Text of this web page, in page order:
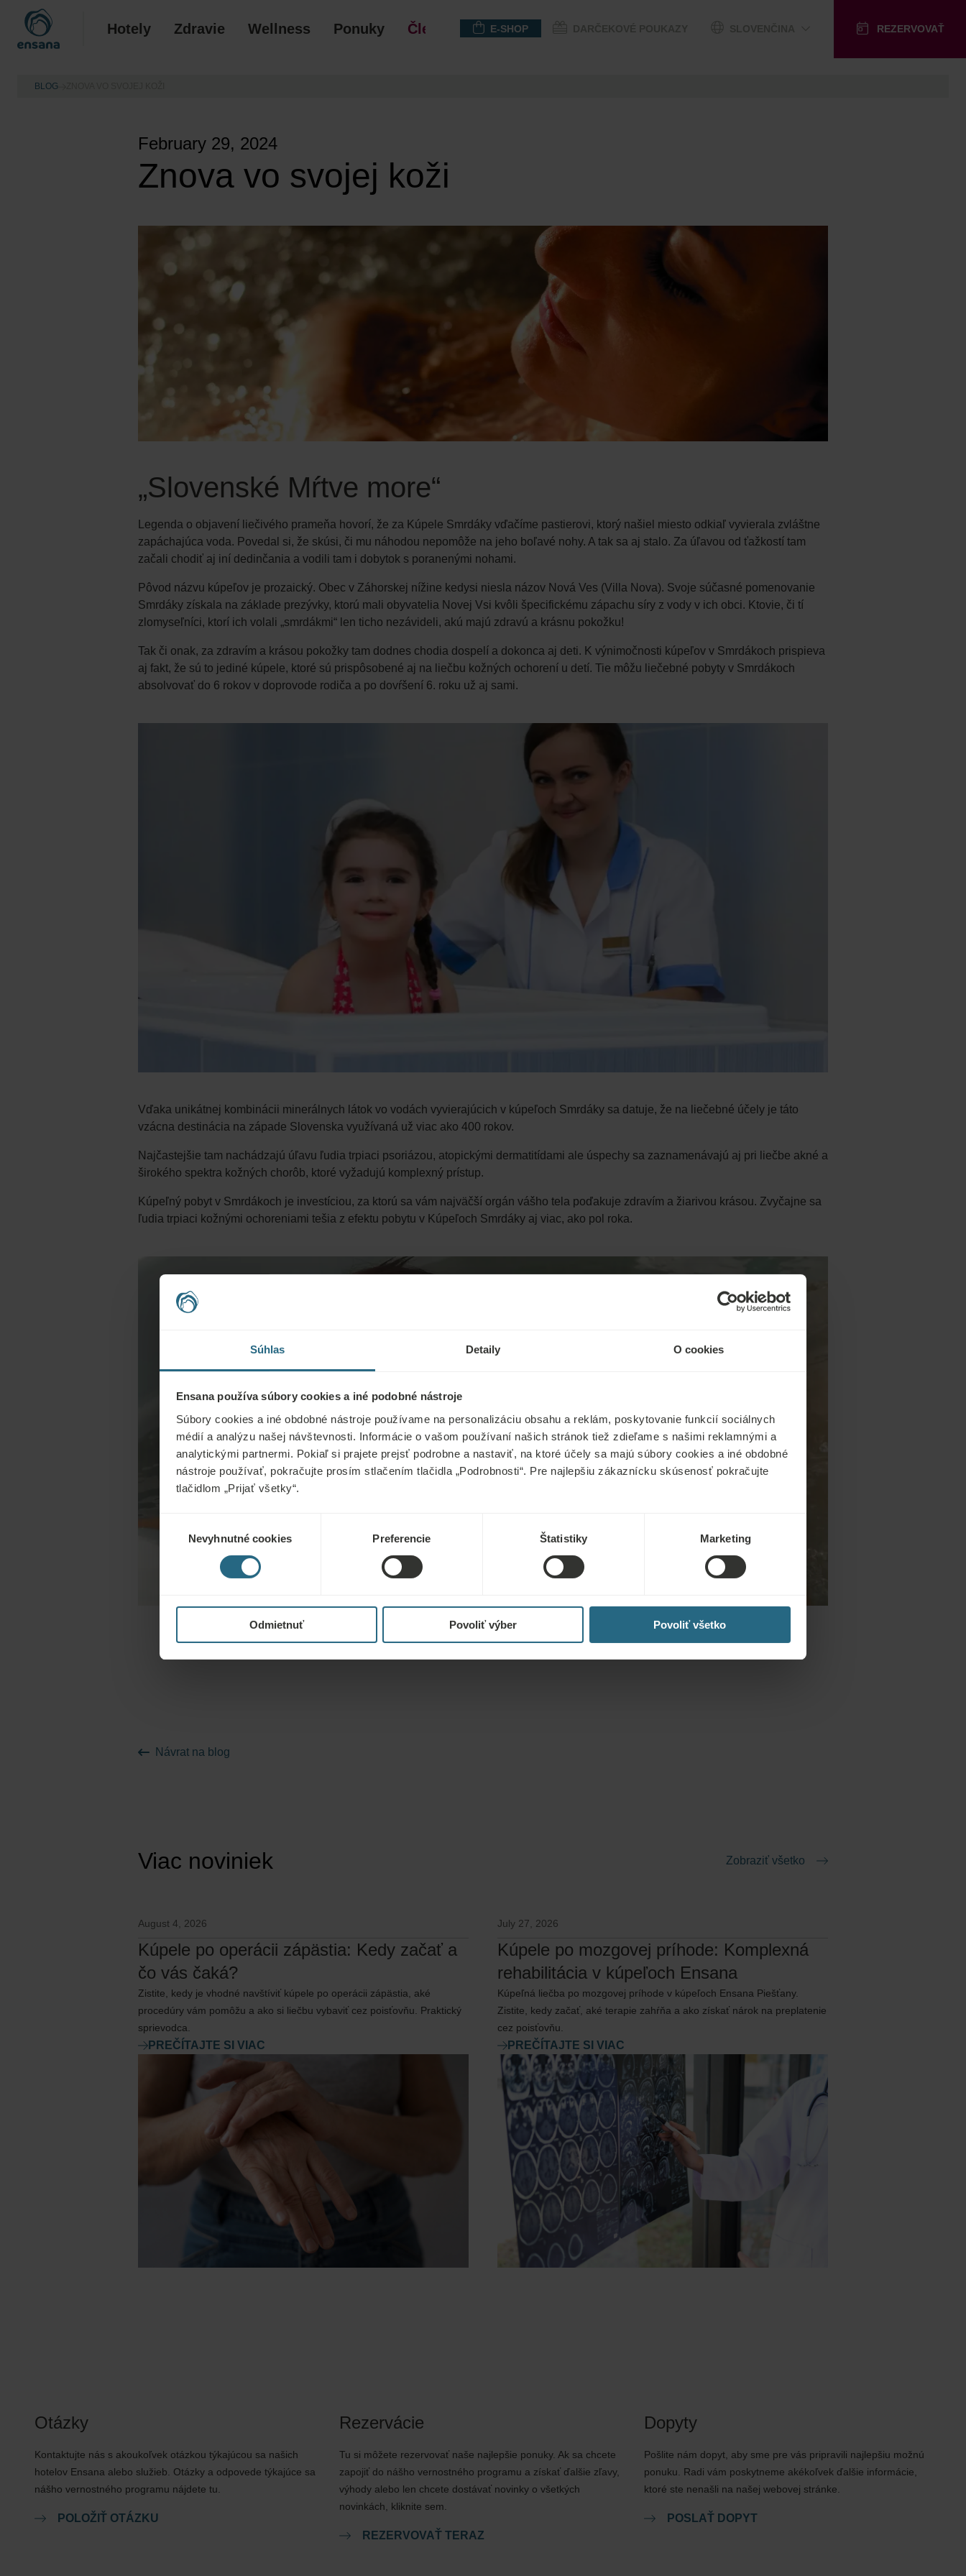
Súhlas Detaily O cookies
Ensana používa súbory cookies a iné podobné nástroje
Súbory cookies a iné obdobné nástroje používame na personalizáciu obsahu a reklám, poskytovanie funkcií sociálnych
médií a analýzu našej návštevnosti. Informácie o vašom používaní našich stránok tiež zdieľame s našimi reklamnými a
analytickými partnermi. Pokiaľ si prajete prejsť podrobne a nastaviť, na ktoré účely sa majú súbory cookies a iné obdobné
nástroje používať, pokračujte prosím stlačením tlačidla „Podrobnosti“. Pre najlepšiu zákaznícku skúsenosť pokračujte
tlačidlom „Prijať všetky“.
súhlasuNevyhnutné cookies Preferencie Štatistiky Marketing
Odmietnuť Povoliť výber Povoliť všetko
Hotely Zdravie Wellness Ponuky Členstvo E-SHOP REZERVOVAŤ
BLOG
February 29, 2024
Znova vo svojej koži
„Slovenské Mŕtve more“
Legenda o objavení liečivého prameňa hovorí, že za Kúpele Smrdáky vďačíme pastierovi, ktorý našiel miesto odkiaľ vyvierala zvláštne
zapáchajúca voda. Povedal si, že skúsi, či mu náhodou nepomôže na jeho boľavé nohy. A tak sa aj stalo. Za úľavou od ťažkostí tam
začali chodiť aj iní dedinčania a vodili tam i dobytok s poranenými nohami.
Pôvod názvu kúpeľov je prozaický. Obec v Záhorskej nížine kedysi niesla názov Nová Ves (Villa Nova). Svoje súčasné pomenovanie
Smrdáky získala na základe prezývky, ktorú mali obyvatelia Novej Vsi kvôli špecifickému zápachu síry z vody v ich obci. Ktovie, či tí
zlomyseľníci, ktorí ich volali „smrdákmi“ len ticho nezávideli, akú majú zdravú a krásnu pokožku!
Tak či onak, za zdravím a krásou pokožky tam dodnes chodia dospelí a dokonca aj deti. K výnimočnosti kúpeľov v Smrdákoch prispieva
aj fakt, že sú to jediné kúpele, ktoré sú prispôsobené aj na liečbu kožných ochorení u detí. Tie môžu liečebné pobyty v Smrdákoch
absolvovať do 6 rokov v doprovode rodiča a po dovŕšení 6. roku už aj sami.
Vďaka unikátnej kombinácii minerálnych látok vo vodách vyvierajúcich v kúpeľoch Smrdáky sa datuje, že na liečebné účely je táto
vzácna destinácia na západe Slovenska využívaná už viac ako 400 rokov.
Najčastejšie tam nachádzajú úľavu ľudia trpiaci psoriázou, atopickými dermatitídami ale úspechy sa zaznamenávajú aj pri liečbe akné a
širokého spektra kožných chorôb, ktoré vyžadujú komplexný prístup.
Kúpeľný pobyt v Smrdákoch je investíciou, za ktorú sa vám najväčší orgán vášho tela poďakuje zdravím a žiarivou krásou. Zvyčajne sa
ľudia trpiaci kožnými ochoreniami tešia z efektu pobytu v Kúpeľoch Smrdáky aj viac, ako pol roka.
Návrat na blog
Viac noviniek Zobraziť všetko
August 4, 2026
Kúpele po operácii zápästia: Kedy začať a
čo vás čaká?
Zistite, kedy je vhodné navštíviť kúpele po operácii zápästia, aké
procedúry vám pomôžu a ako si liečbu vybaviť cez poisťovňu. Praktický
sprievodca.
PREČÍTAJTE SI VIAC
July 27, 2026
Kúpele po mozgovej príhode: Komplexná
rehabilitácia v kúpeľoch Ensana
Kúpeľná liečba po mozgovej príhode v kúpeľoch Ensana Piešťany.
Zistite, kedy začať, aké terapie zahŕňa a ako získať nárok na preplatenie
cez poisťovňu.
PREČÍTAJTE SI VIAC
Otázky
Kontaktujte nás s akoukoľvek otázkou týkajúcou sa našich
hotelov Ensana alebo služieb. Otázky a odpovede týkajúce sa
nášho vernostného programu nájdete tu.
POLOŽIŤ OTÁZKU
Rezervácie
Tu si môžete rezervovať naše najlepšie ponuky. Ak sa chcete
zapojiť do nášho vernostného programu a získať ďalšie zľavy,
výhody alebo len chcete dostávať novinky o všetkých
novinkách, kliknite sem.
REZERVOVAŤ TERAZ
Dopyty
Pošlite nám dopyt, aby sme pre vás pripravili najlepšiu možnú
ponuku. Radi vám poskytneme akékoľvek ďalšie informácie,
ktoré ste nenašli na našej webovej stránke.
POSLAŤ DOPYT